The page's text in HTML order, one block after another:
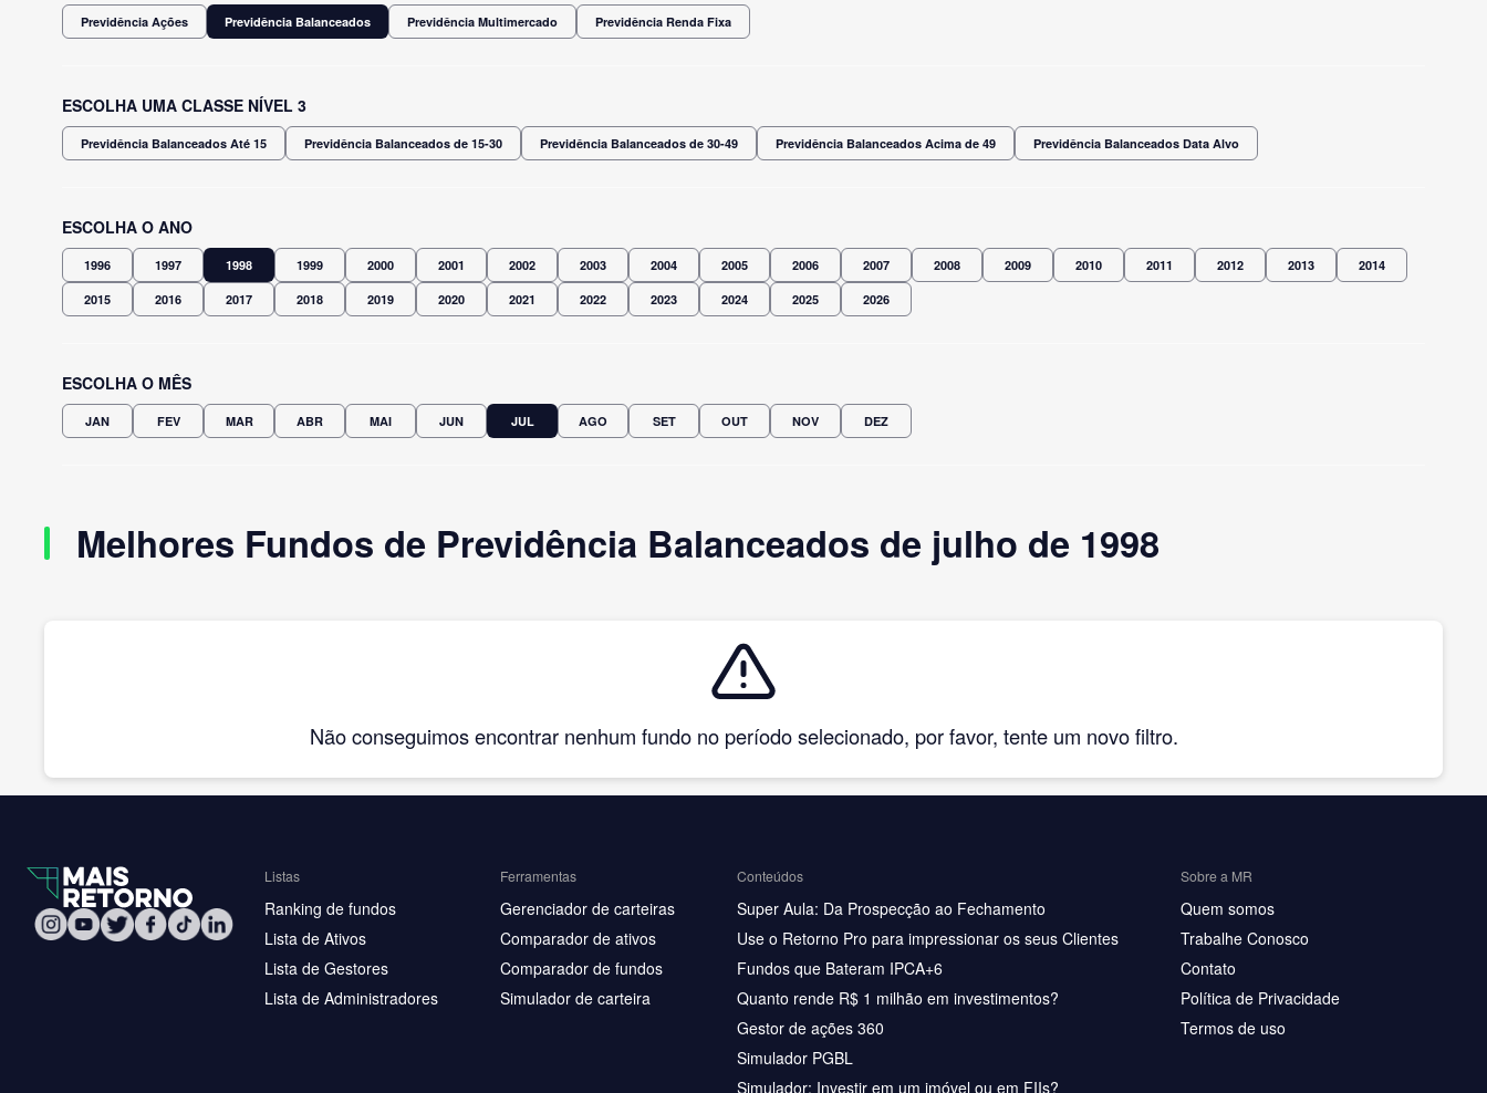
Previdência Ações Previdência Balanceados Previdência Multimercado Previdência Renda Fixa
ESCOLHA UMA CLASSE NÍVEL 3
Previdência Balanceados Até 15 Previdência Balanceados de 15-30 Previdência Balanceados de 30-49 Previdência Balanceados Acima de 49 Previdência Balanceados Data Alvo
ESCOLHA O ANO
1996 1997 1998 1999 2000 2001 2002 2003 2004 2005 2006 2007 2008 2009 2010 2011 2012 2013 2014
2015 2016 2017 2018 2019 2020 2021 2022 2023 2024 2025 2026
ESCOLHA O MÊS
JAN FEV MAR ABR MAI JUN JUL AGO SET OUT NOV DEZ
Melhores Fundos de Previdência Balanceados de julho de 1998
Não conseguimos encontrar nenhum fundo no período selecionado, por favor, tente um novo filtro.
Listas
Ranking de fundos
Lista de Ativos
Lista de Gestores
Lista de Administradores
Ferramentas
Gerenciador de carteiras
Comparador de ativos
Comparador de fundos
Simulador de carteira
Conteúdos
Super Aula: Da Prospecção ao Fechamento
Use o Retorno Pro para impressionar os seus Clientes
Fundos que Bateram IPCA+6
Quanto rende R$ 1 milhão em investimentos?
Gestor de ações 360
Simulador PGBL
Simulador: Investir em um imóvel ou em FIIs?
Sobre a MR
Quem somos
Trabalhe Conosco
Contato
Política de Privacidade
Termos de uso